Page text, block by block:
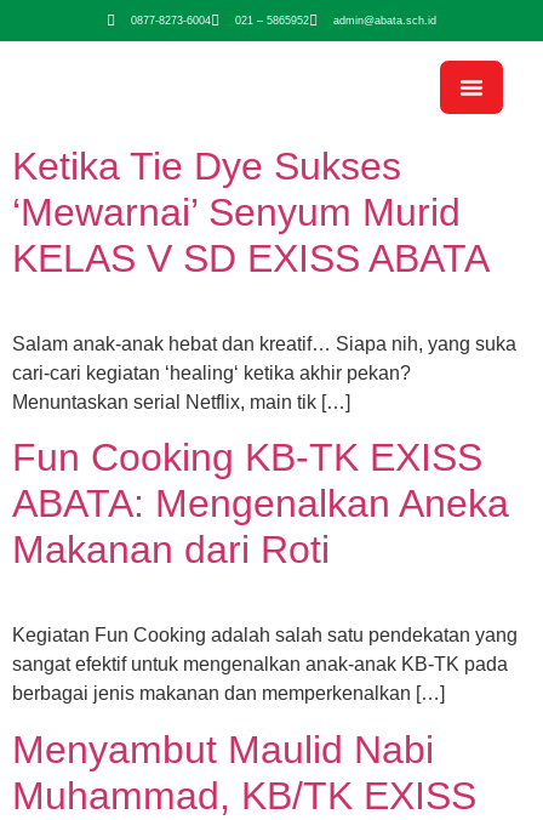
0877-8273-6004 021 – 5865952 admin@abata.sch.id
Ketika Tie Dye Sukses
‘Mewarnai’ Senyum Murid
KELAS V SD EXISS ABATA
Salam anak-anak hebat dan kreatif… Siapa nih, yang suka
cari-cari kegiatan ‘healing‘ ketika akhir pekan?
Menuntaskan serial Netflix, main tik […]
Fun Cooking KB-TK EXISS
ABATA: Mengenalkan Aneka
Makanan dari Roti
Kegiatan Fun Cooking adalah salah satu pendekatan yang
sangat efektif untuk mengenalkan anak-anak KB-TK pada
berbagai jenis makanan dan memperkenalkan […]
Menyambut Maulid Nabi
Muhammad, KB/TK EXISS